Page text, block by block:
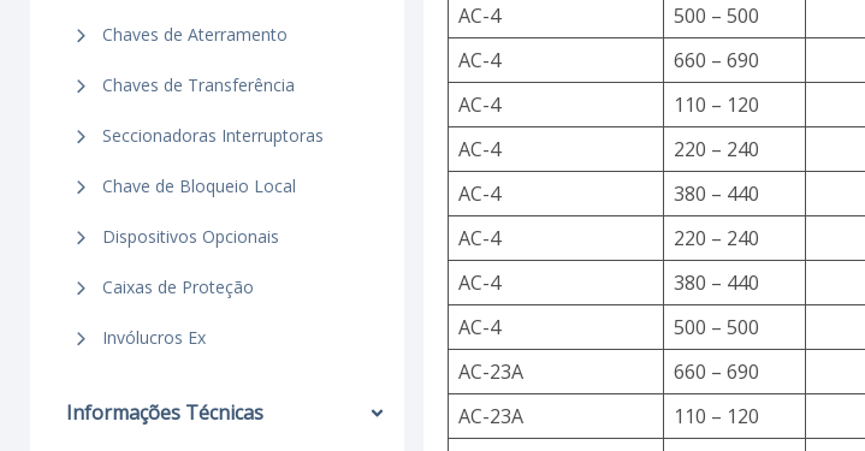
Chaves de Aterramento
Chaves de Transferência
Seccionadoras Interruptoras
Chave de Bloqueio Local
Dispositivos Opcionais
Caixas de Proteção
Invólucros Ex
Informações Técnicas
AC-4
500 – 500
AC-4
660 – 690
AC-4
110 – 120
AC-4
220 – 240
AC-4
380 – 440
AC-4
220 – 240
AC-4
380 – 440
AC-4
500 – 500
AC-23A
660 – 690
AC-23A
110 – 120